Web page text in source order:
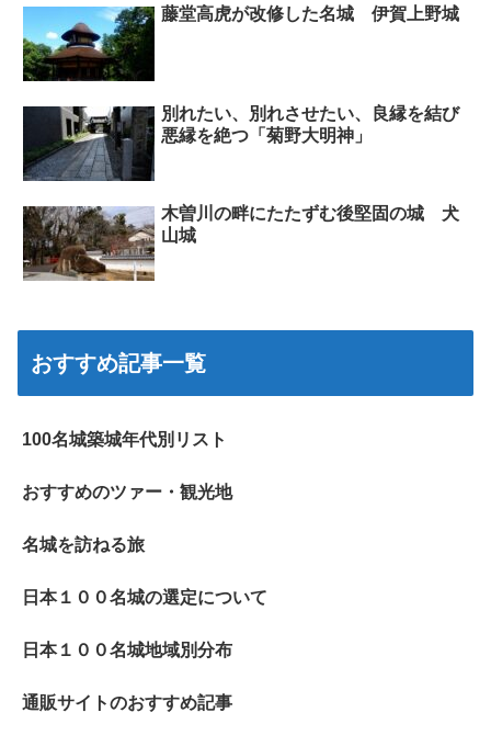
藤堂高虎が改修した名城 伊賀上野城
別れたい、別れさせたい、良縁を結び
悪縁を絶つ「菊野大明神」
木曽川の畔にたたずむ後堅固の城 犬
山城
おすすめ記事一覧
100名城築城年代別リスト
おすすめのツァー・観光地
名城を訪ねる旅
日本１００名城の選定について
日本１００名城地域別分布
通販サイトのおすすめ記事